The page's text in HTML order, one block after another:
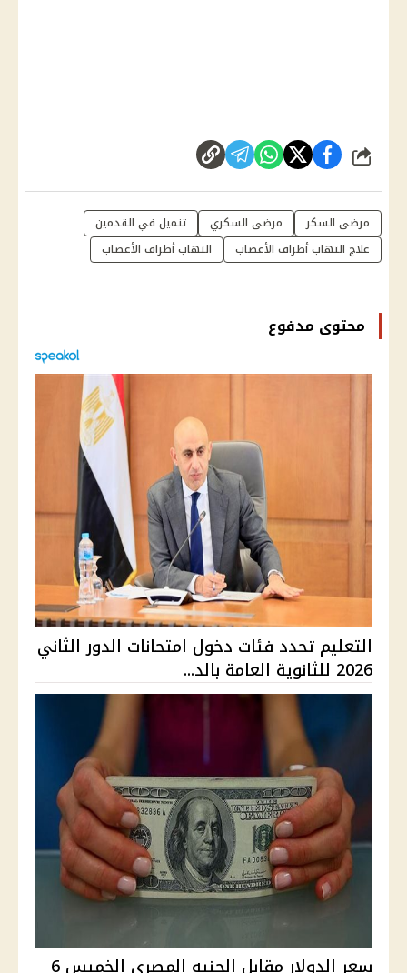
شارك
مرضى السكر مرضى السكري
تنميل في القدمين
علاج التهاب أطراف الأعصاب
التهاب أطراف الأعصاب
محتوى مدفوع
التعليم تحدد فئات دخول امتحانات الدور الثاني
2026 للثانوية العامة بالد...
سعر الدولار مقابل الجنيه المصري الخميس 6